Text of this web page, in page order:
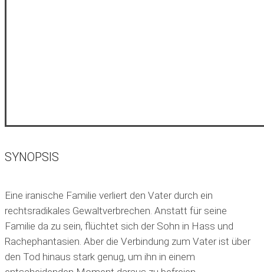
SYNOPSIS
Eine iranische Familie verliert den Vater durch ein
rechtsradikales Gewaltverbrechen. Anstatt für seine
Familie da zu sein, flüchtet sich der Sohn in Hass und
Rachephantasien. Aber die Verbindung zum Vater ist über
den Tod hinaus stark genug, um ihn in einem